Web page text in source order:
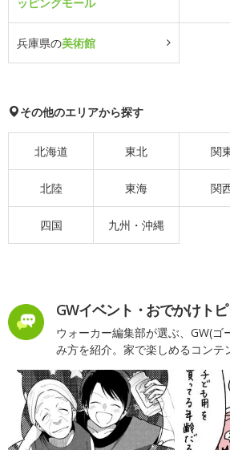
兵庫県の美術館
その他のエリアから探す
北海道 東北 関
北陸 東海 関
四国 九州・沖縄
GWイベント・おでかけトピ
ウォーカー編集部が選ぶ、GW(ゴ
み方を紹介。家で楽しめるコンテ